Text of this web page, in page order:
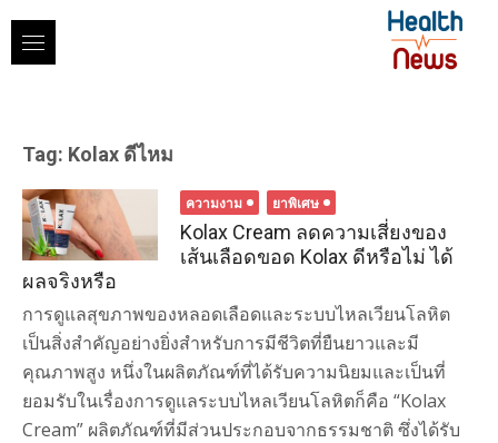
content
Tag: Kolax ดีไหม
ความงาม ยาพิเศษ
Kolax Cream ลดความเสี่ยงของ
เส้นเลือดขอด Kolax ดีหรือไม่ ได้
ผลจริงหรือ
การดูแลสุขภาพของหลอดเลือดและระบบไหลเวียนโลหิต
เป็นสิ่งสำคัญอย่างยิ่งสำหรับการมีชีวิตที่ยืนยาวและมี
คุณภาพสูง หนึ่งในผลิตภัณฑ์ที่ได้รับความนิยมและเป็นที่
ยอมรับในเรื่องการดูแลระบบไหลเวียนโลหิตก็คือ “Kolax
Cream” ผลิตภัณฑ์ที่มีส่วนประกอบจากธรรมชาติ ซึ่งได้รับ